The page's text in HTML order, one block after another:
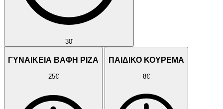
30'
ΓΥΝΑΙΚΕΙΑ ΒΑΦΗ ΡΙΖΑ
25€
ΠΑΙΔΙΚΟ ΚΟΥΡΕΜΑ
8€